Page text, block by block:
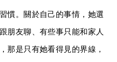
慣。關於自己的事情，她選
朋友聊、有些事只能和家人
那是只有她看得見的界線，